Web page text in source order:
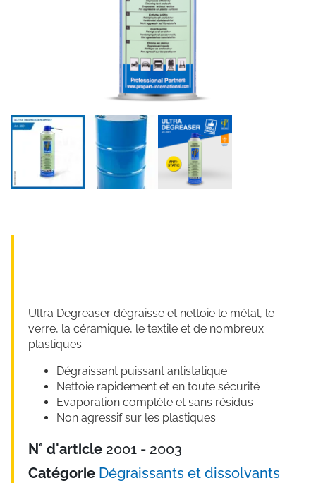
Ultra Degreaser dégraisse et nettoie le métal, le
verre, la céramique, le textile et de nombreux
plastiques.
Dégraissant puissant antistatique
Nettoie rapidement et en toute sécurité
Evaporation complète et sans résidus
Non agressif sur les plastiques
N° d'article 2001 - 2003
Catégorie Dégraissants et dissolvants